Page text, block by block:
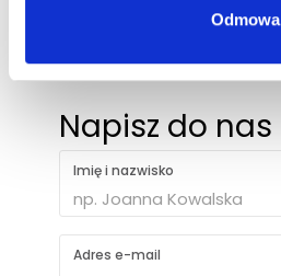
Odmowa
Napisz do nas
Imię i nazwisko
Adres e-mail